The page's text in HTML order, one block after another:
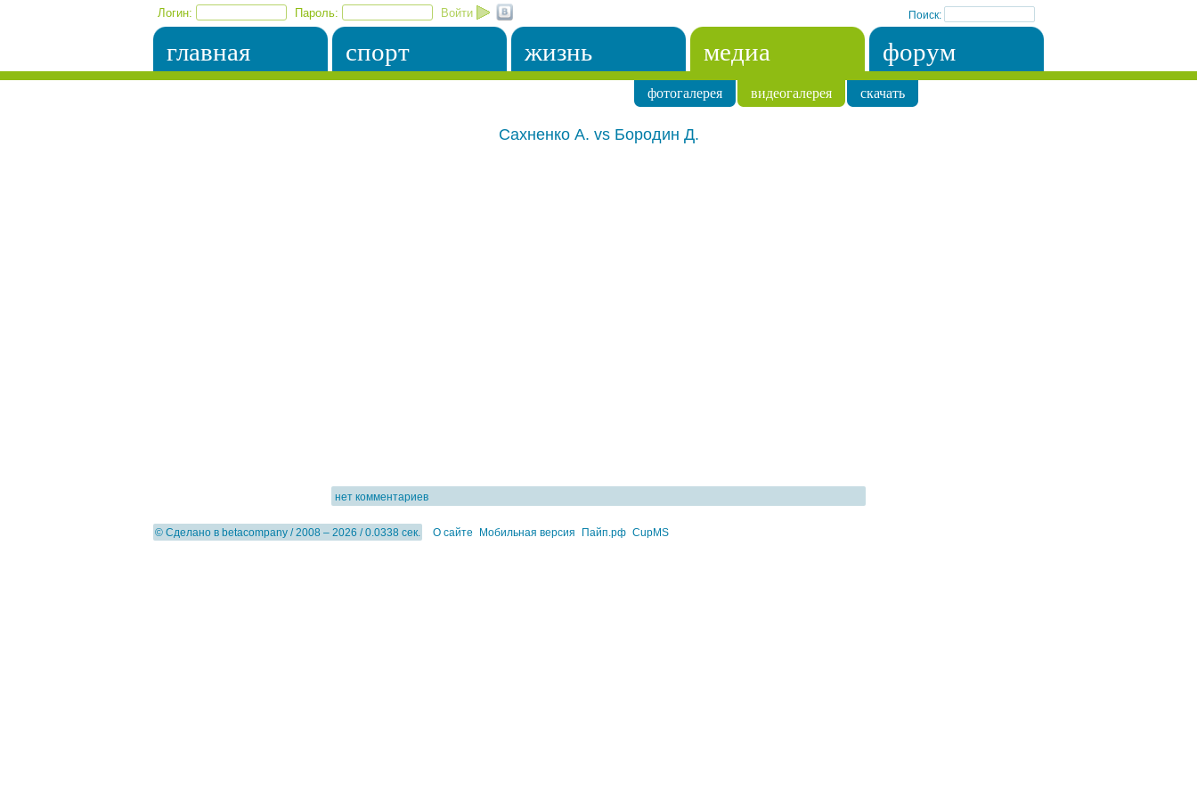
Логин: Пароль: Войти Поиск:
главная спорт жизнь медиа форум
фотогалерея видеогалерея скачать
Сахненко А. vs Бородин Д.
нет комментариев
© Сделано в betacompany / 2008 – 2026 / 0.0338 сек. О сайте Мобильная версия Пайп.рф CupMS